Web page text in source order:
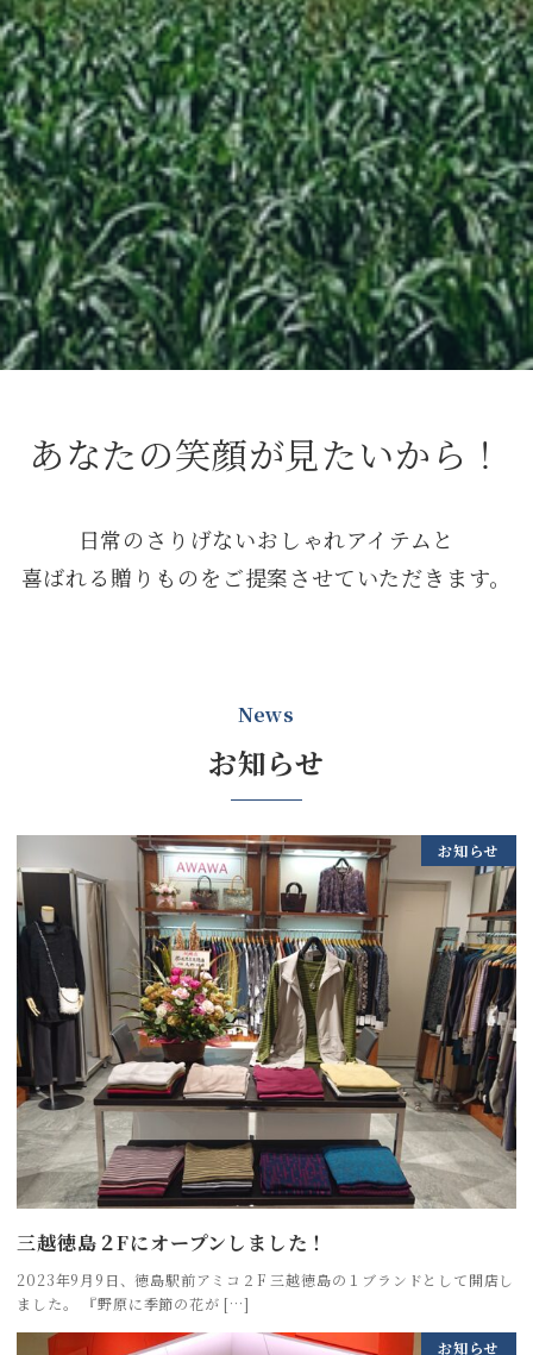
あなたの笑顔が見たいから！
日常のさりげないおしゃれアイテムと
喜ばれる贈りものをご提案させていただきます。
News
お知らせ
お知らせ
三越徳島２Fにオープンしました！
2023年9月9日、徳島駅前アミコ２F 三越徳島の１ブランドとして開店し
ました。 『野原に季節の花が […]
お知らせ